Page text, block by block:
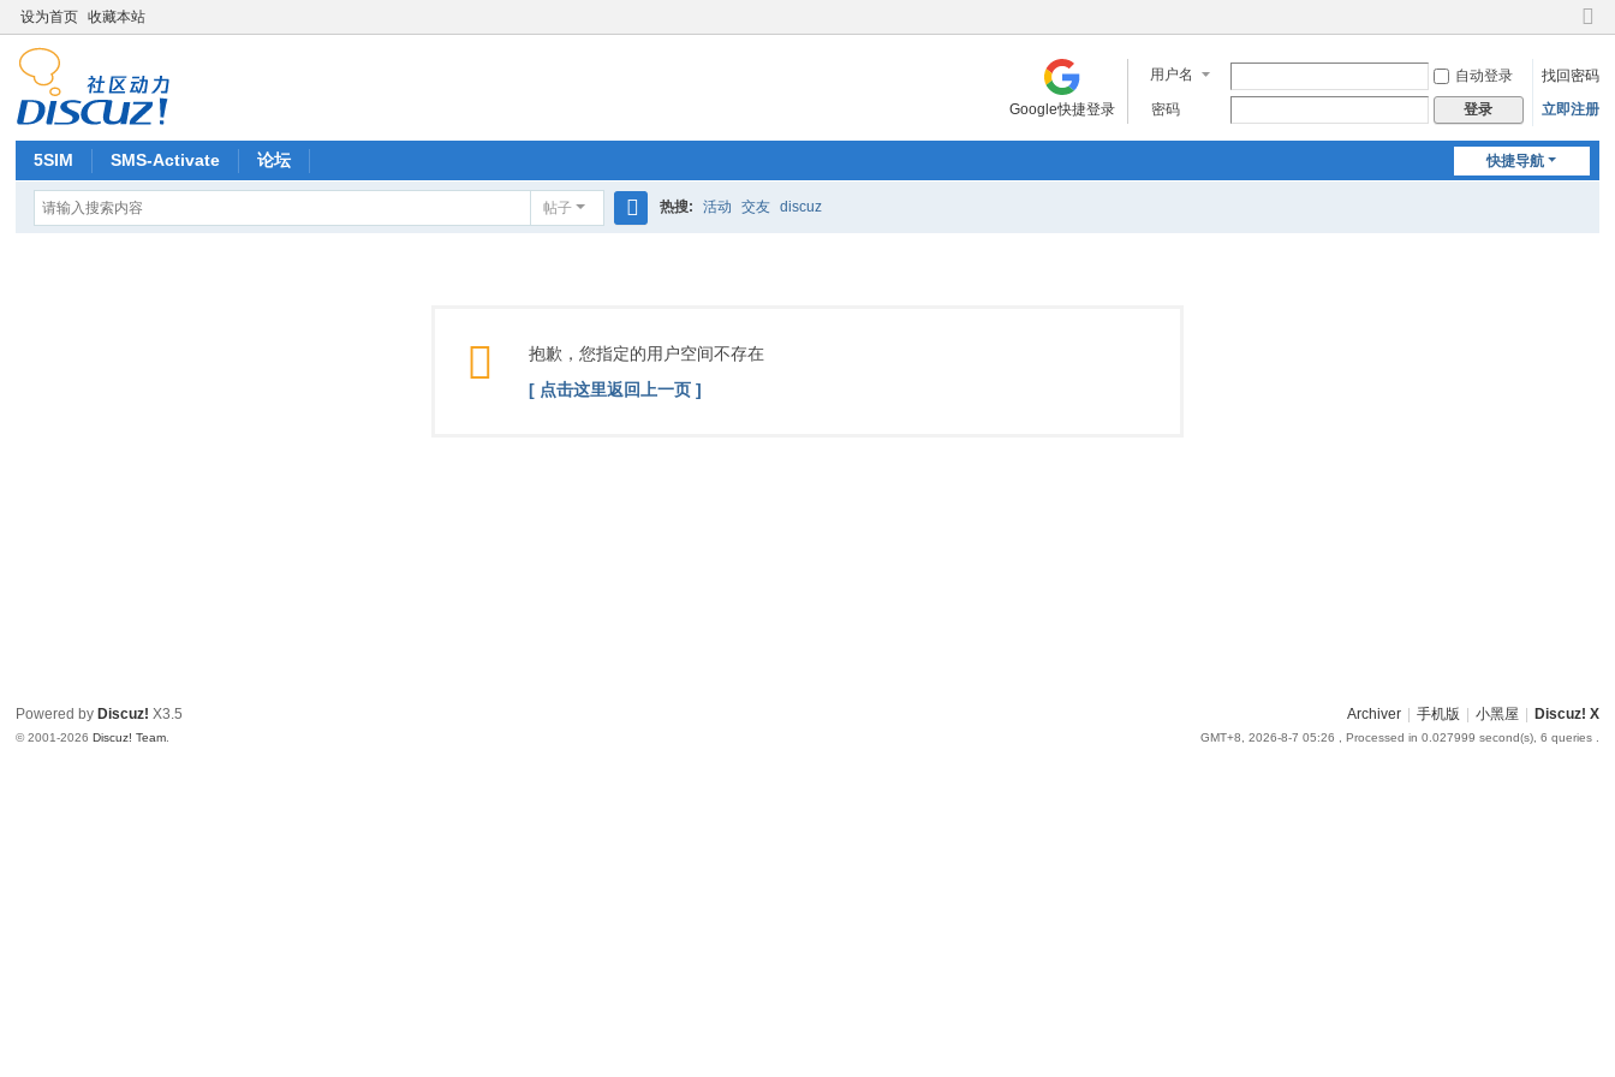
设为首页 收藏本站
切
到
窄
用户名 自动登录
找回密码
密码
登录 立即注册
Google快捷登录
快捷导航
5SIM SMS-Activate 论坛
帖子 热搜: 活动 交友 discuz
抱歉，您指定的用户空间不存在
[ 点击这里返回上一页 ]
Archiver 手机版 小黑屋 Discuz! X
GMT+8, 2026-8-7 05:26 , Processed in 0.027999 second(s), 6 queries .
Powered by Discuz! X3.5
© 2001-2026Discuz! Team